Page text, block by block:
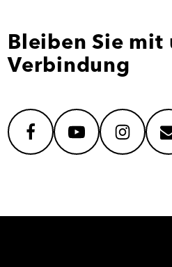
Bleiben Sie mit
Verbindung
facebookyoutube